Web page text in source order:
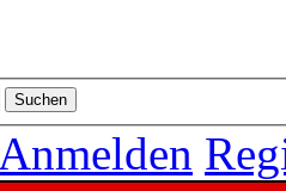
Anmelden